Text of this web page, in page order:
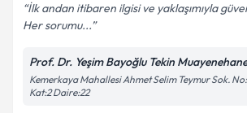
İlk andan itibaren ilgisi ve yaklaşımıyla
Her sorumu...
Prof. Dr. Yeşim Bayoğlu Tekin
Kemerkaya Mahallesi Ahmet Selim Teymur Sok.
Kat:2 Daire:22